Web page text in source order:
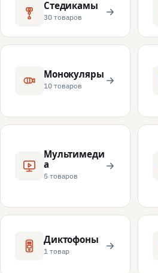
Стедикамы
30 товаров
Монокуляры
10 товаров
Мультимеди
а
5 товаров
Диктофоны
1 товар